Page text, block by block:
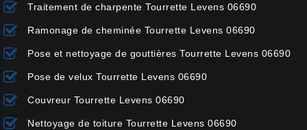
Traitement de charpente Tourrette Levens 06690
Ramonage de cheminée Tourrette Levens 06690
Pose et nettoyage de gouttières Tourrette Levens 06690
Pose de velux Tourrette Levens 06690
Couvreur Tourrette Levens 06690
Nettoyage de toiture Tourrette Levens 06690